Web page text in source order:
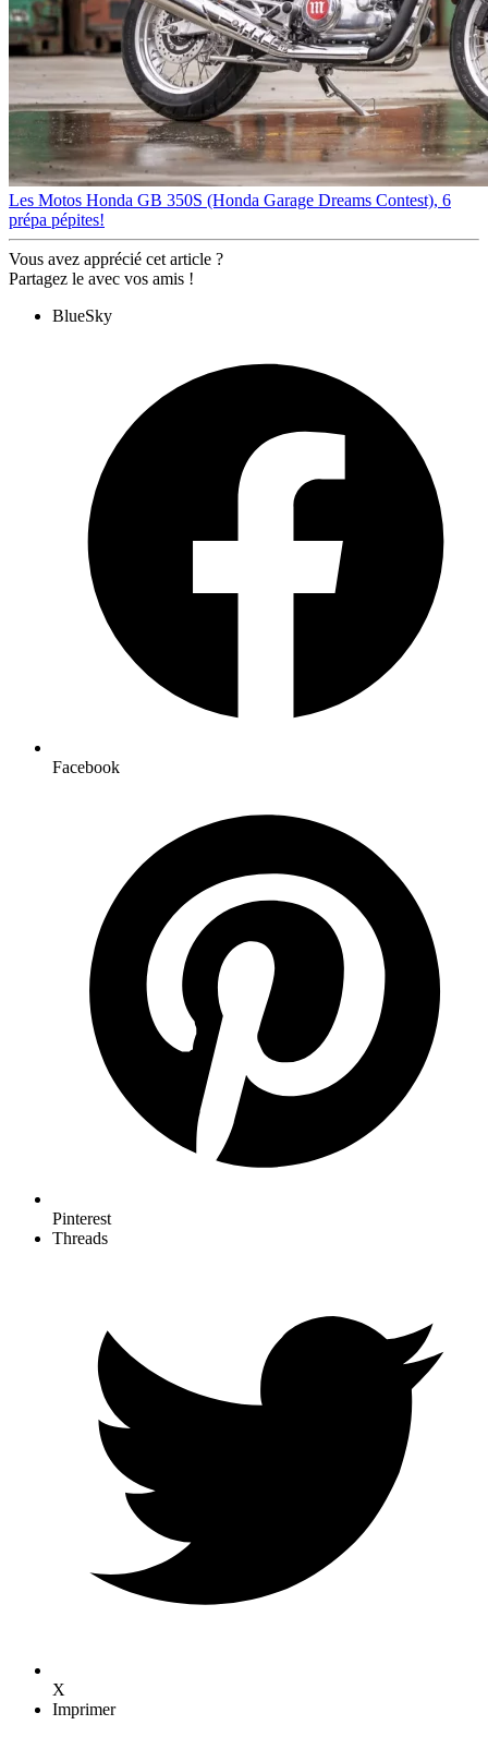
Les Motos Honda GB 350S (Honda Garage Dreams Contest), 6
prépa pépites!
Vous avez apprécié cet article ?
Partagez le avec vos amis !
BlueSky
Facebook
Pinterest
Threads
X
Imprimer